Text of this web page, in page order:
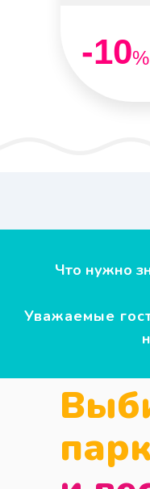
-10%
Что нужно
Уважаемые